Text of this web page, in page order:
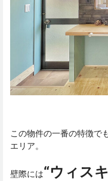
この物件の一番の特徴で
エリア。
壁際には“ウィス